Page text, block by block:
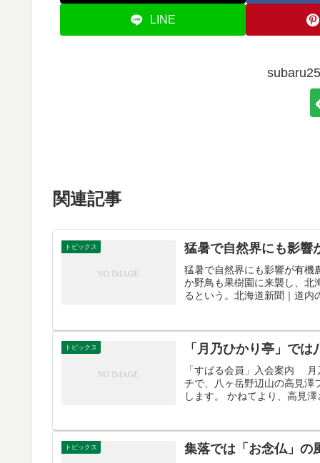
LINE
関連記事
トピックス 猛暑で自然界にも影響
猛暑で自然界にも影響が有機
か野鳥も果樹園に来襲し、北
るという。北海道新聞｜道
トピックス 「月乃ひかり亭」で
「すばる会員」入会案内 月
チで、八ヶ岳野辺山の高見澤
します。 かねてより、高見
トピックス 集落では「お念仏」の